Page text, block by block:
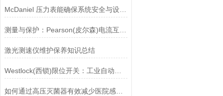
McDaniel 压力表能确保系统安全与设备寿命延长
激光测速仪维护保养知识总结
如何通过高压灭菌器有效减少医院感染风险？